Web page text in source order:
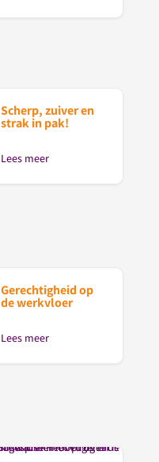
Scherp, zuiver en
strak in pak!
Lees meer
Gerechtigheid op
de werkvloer
Lees meer